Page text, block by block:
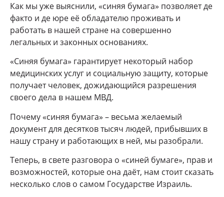
Как мы уже выяснили, «синяя бумага» позволяет де
факто и де юре её обладателю проживать и
работать в нашей стране на совершенно
легальных и законных основаниях.
«Синяя бумага» гарантирует некоторый набор
медицинских услуг и социальную защиту, которые
получает человек, дожидающийся разрешения
своего дела в нашем МВД.
Почему «синяя бумага» – весьма желаемый
документ для десятков тысяч людей, прибывших в
нашу страну и работающих в ней, мы разобрали.
Теперь, в свете разговора о «синей бумаге», прав и
возможностей, которые она даёт, нам стоит сказать
несколько слов о самом Государстве Израиль.